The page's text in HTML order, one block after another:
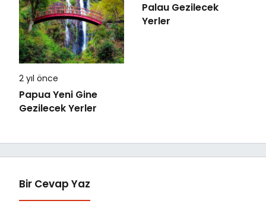
2 yıl önce
Papua Yeni Gine
Gezilecek Yerler
Palau Gezilecek
Yerler
Bir Cevap Yaz